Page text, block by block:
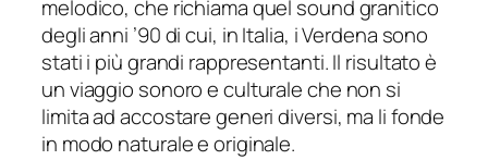
melodico, che richiama quel sound granitico
degli anni ’90 di cui, in Italia, i Verdena sono
stati i più grandi rappresentanti. Il risultato è
un viaggio sonoro e culturale che non si
limita ad accostare generi diversi, ma li fonde
in modo naturale e originale.